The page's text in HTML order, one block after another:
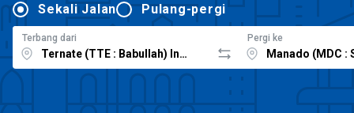
Sekali Jalan Pulang-pergi
Terbang dari Pergi ke